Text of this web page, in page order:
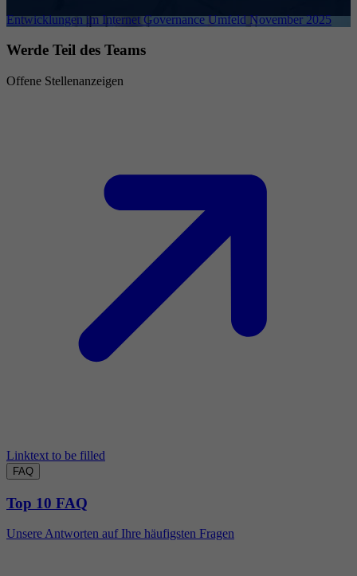
Entwicklungen im Internet Governance Umfeld November 2025
Werde Teil des Teams
Offene Stellenanzeigen
Linktext to be filled
FAQ
Top 10 FAQ
Unsere Antworten auf Ihre häufigsten Fragen